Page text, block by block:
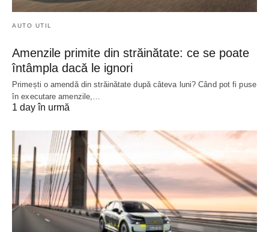
AUTO UTIL
Amenzile primite din străinătate: ce se poate
întâmpla dacă le ignori
Primești o amendă din străinătate după câteva luni? Când pot fi puse
în executare amenzile,…
1 day în urmă